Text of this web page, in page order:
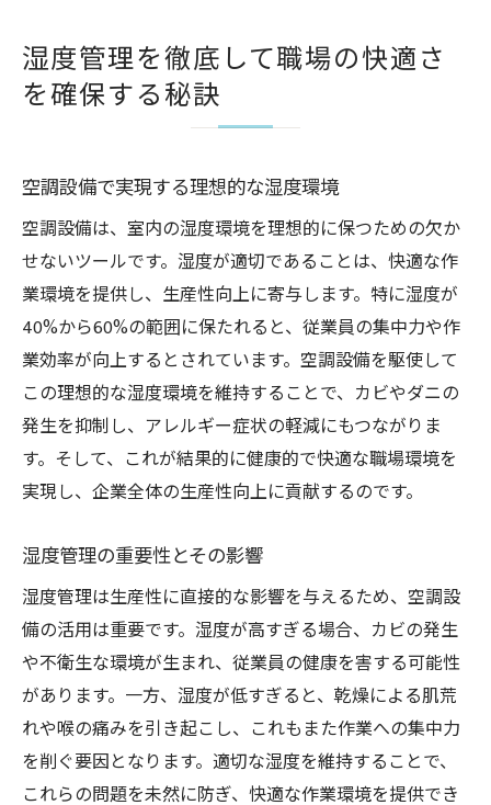
湿度管理を徹底して職場の快適さ
を確保する秘訣
空調設備で実現する理想的な湿度環境
空調設備は、室内の湿度環境を理想的に保つための欠か
せないツールです。湿度が適切であることは、快適な作
業環境を提供し、生産性向上に寄与します。特に湿度が
40%から60%の範囲に保たれると、従業員の集中力や作
業効率が向上するとされています。空調設備を駆使して
この理想的な湿度環境を維持することで、カビやダニの
発生を抑制し、アレルギー症状の軽減にもつながりま
す。そして、これが結果的に健康的で快適な職場環境を
実現し、企業全体の生産性向上に貢献するのです。
湿度管理の重要性とその影響
湿度管理は生産性に直接的な影響を与えるため、空調設
備の活用は重要です。湿度が高すぎる場合、カビの発生
や不衛生な環境が生まれ、従業員の健康を害する可能性
があります。一方、湿度が低すぎると、乾燥による肌荒
れや喉の痛みを引き起こし、これもまた作業への集中力
を削ぐ要因となります。適切な湿度を維持することで、
これらの問題を未然に防ぎ、快適な作業環境を提供でき